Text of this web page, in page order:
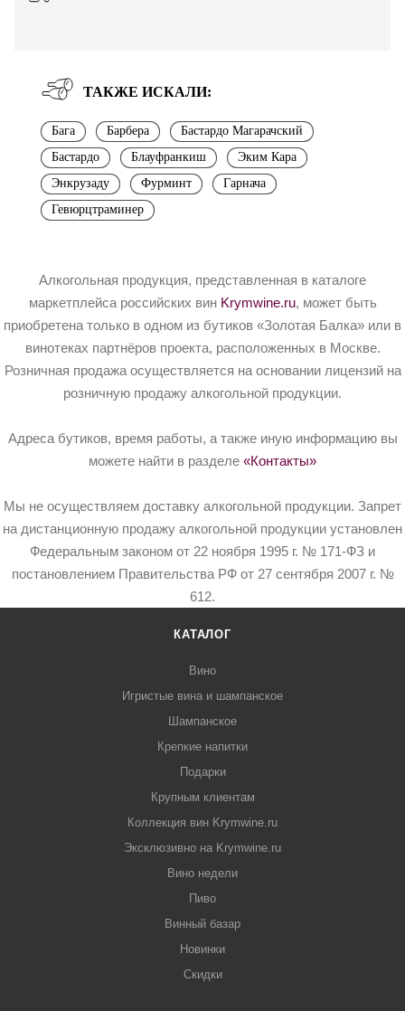
ТАКЖЕ ИСКАЛИ:
Бага Барбера
Бастардо Магарачский
Бастардо
Блауфранкиш
Эким Кара
Энкрузаду
Фурминт
Гарнача
Гевюрцтраминер
Алкогольная продукция, представленная в каталоге
маркетплейса российских вин Krymwine.ru, может быть
приобретена только в одном из бутиков «Золотая Балка» или в
винотеках партнёров проекта, расположенных в Москве.
Розничная продажа осуществляется на основании лицензий на
розничную продажу алкогольной продукции.
Адреса бутиков, время работы, а также иную информацию вы
можете найти в разделе «Контакты»
Мы не осуществляем доставку алкогольной продукции. Запрет
на дистанционную продажу алкогольной продукции установлен
Федеральным законом от 22 ноября 1995 г. № 171-ФЗ и
постановлением Правительства РФ от 27 сентября 2007 г. №
612.
КАТАЛОГ
Вино
Игристые вина и шампанское
Шампанское
Крепкие напитки
Подарки
Крупным клиентам
Коллекция вин Krymwine.ru
Эксклюзивно на Krymwine.ru
Вино недели
Пиво
Винный базар
Новинки
Скидки